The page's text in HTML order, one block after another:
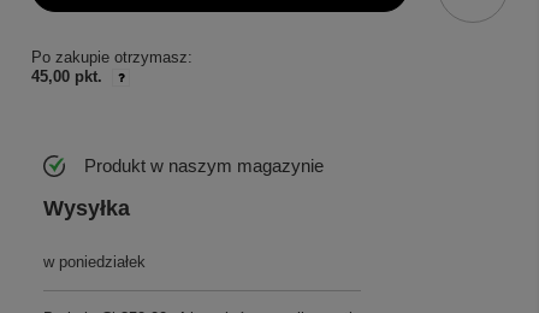
Po zakupie otrzymasz:
45,00 pkt.
Produkt w naszym magazynie
Wysyłka
w poniedziałek